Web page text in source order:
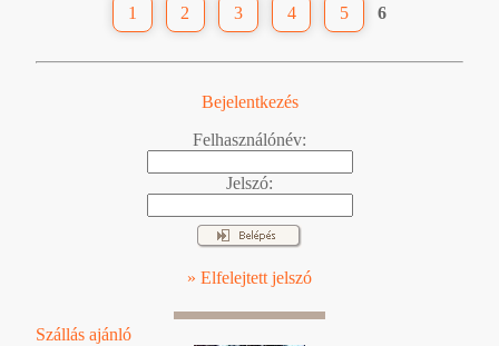
1 2 3 4 5 6
Bejelentkezés
Felhasználónév:
Jelszó:
» Elfelejtett jelszó
Szállás ajánló